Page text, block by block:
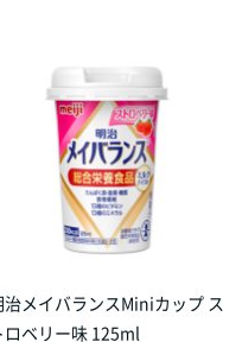
治メイバランスMiniカップ ス
ロベリー味 125ml